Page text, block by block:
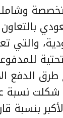
الدفع
نسبة